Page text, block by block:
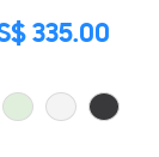
335.00